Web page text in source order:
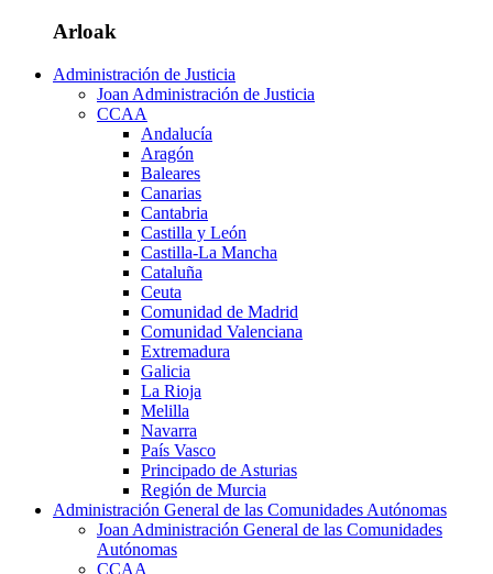
Arloak
Administración de Justicia
Joan Administración de Justicia
CCAA
Andalucía
Aragón
Baleares
Canarias
Cantabria
Castilla y León
Castilla-La Mancha
Cataluña
Ceuta
Comunidad de Madrid
Comunidad Valenciana
Extremadura
Galicia
La Rioja
Melilla
Navarra
País Vasco
Principado de Asturias
Región de Murcia
Administración General de las Comunidades Autónomas
Joan Administración General de las Comunidades
Autónomas
CCAA